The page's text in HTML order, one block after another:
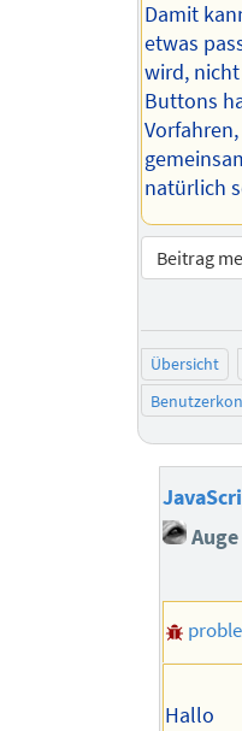
Damit
etwas
wird,
Buttons
natürlich
Beitrag
Übersicht
Auge
Hallo